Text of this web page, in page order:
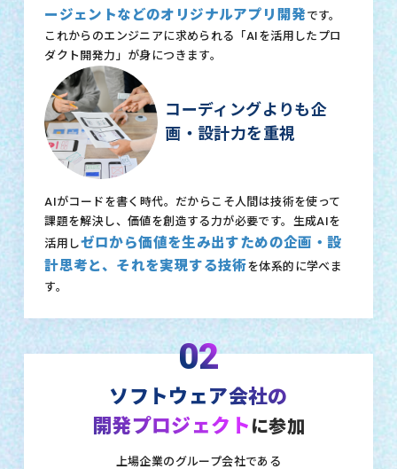
ージェントなどのオリジナルアプリ開発です。
これからのエンジニアに求められる「AIを活用したプロ
ダクト開発力」が身につきます。
コーディングよりも企
画・設計力を重視
AIがコードを書く時代。だからこそ人間は技術を使って
課題を解決し、価値を創造する力が必要です。生成AIを
活用しゼロから価値を生み出すための企画・設
計思考と、それを実現する技術を体系的に学べま
す。
02
ソフトウェア会社の
開発プロジェクト に参加
上場企業のグループ会社である